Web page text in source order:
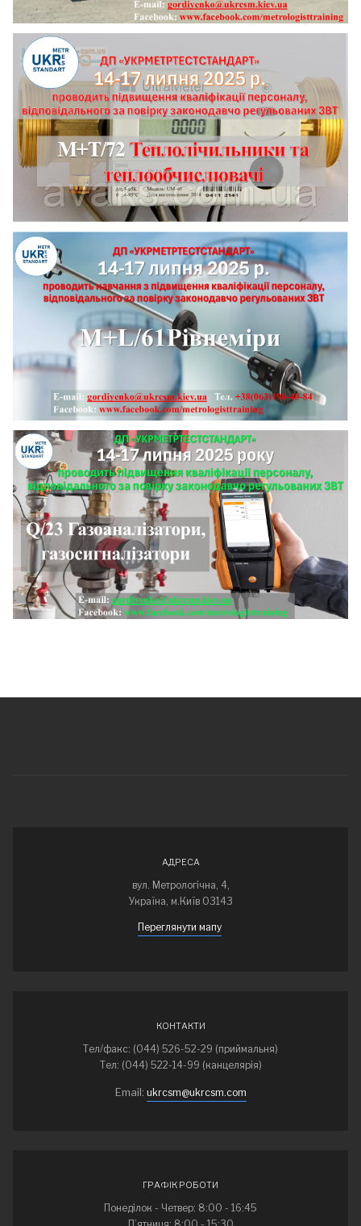
АДРЕСА
вул. Метрологічна, 4,
Україна, м.Київ 03143
Переглянути мапу
КОНТАКТИ
Тел/факс: (044) 526-52-29 (приймальня)
Тел: (044) 522-14-99 (канцелярія)
Email: ukrcsm@ukrcsm.com
ГРАФІК РОБОТИ
Понеділок - Четвер: 8:00 - 16:45